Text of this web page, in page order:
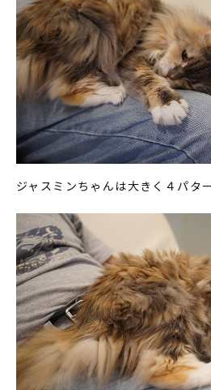
ジャスミンちゃんは大きく４パタ